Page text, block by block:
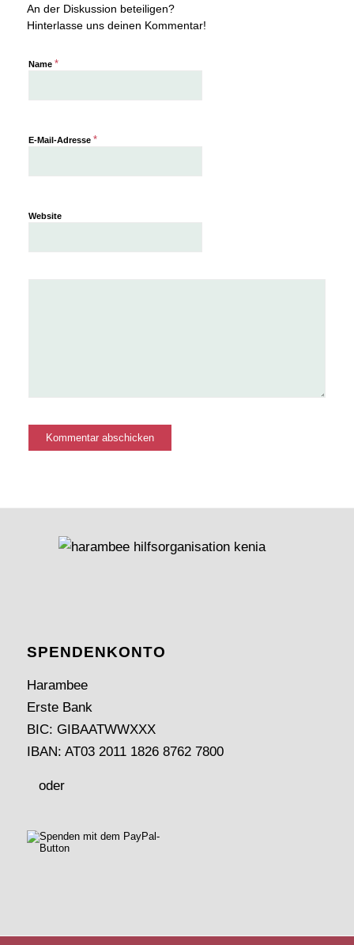
An der Diskussion beteiligen?
Hinterlasse uns deinen Kommentar!
Name *
E-Mail-Adresse *
Website
SPENDEN­KONTO
Harambee
Erste Bank
BIC: GIBAATWWXXX
IBAN: AT03 2011 1826 8762 7800
oder